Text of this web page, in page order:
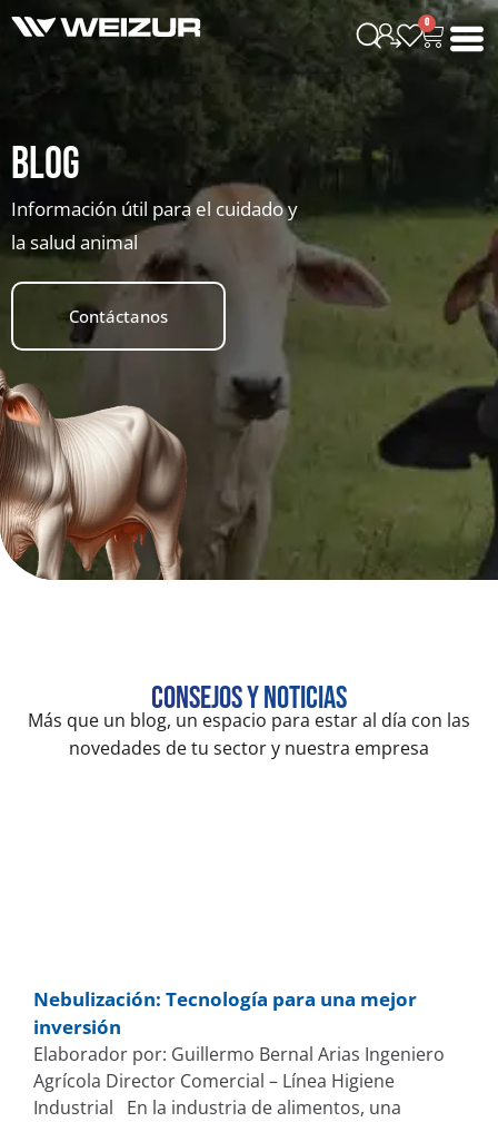
0
Blog
Información útil para el cuidado y
la salud animal
Contáctanos
Consejos y noticias
Más que un blog, un espacio para estar al día con las
novedades de tu sector y nuestra empresa
Nebulización: Tecnología para una mejor
inversión
Elaborador por: Guillermo Bernal Arias Ingeniero
Agrícola Director Comercial – Línea Higiene
Industrial En la industria de alimentos, una